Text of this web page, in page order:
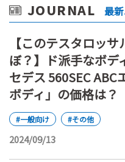
JOURNAL 最
【このテスタロッ
ぼ？】ド派手なボデ
セデス 560SEC
ボディ」の価格は？
#一般向け #その他
2024/09/13